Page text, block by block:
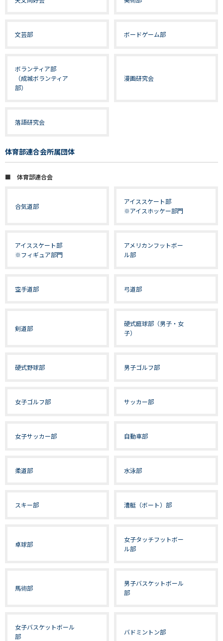
文芸部 ボードゲーム部
ボランティア部
（成城ボランティア
部）
漫画研究会
落語研究会
体育部連合会所属団体
■ 体育部連合会
合気道部
アイススケート部
※アイスホッケー部門
アイススケート部
※フィギュア部門
アメリカンフットボー
ル部
空手道部 弓道部
剣道部
硬式庭球部（男子・女
子）
硬式野球部 男子ゴルフ部
女子ゴルフ部 サッカー部
女子サッカー部 自動車部
柔道部 水泳部
スキー部 漕艇（ボート）部
卓球部
女子タッチフットボー
ル部
馬術部
男子バスケットボール
部
女子バスケットボール
部
バドミントン部